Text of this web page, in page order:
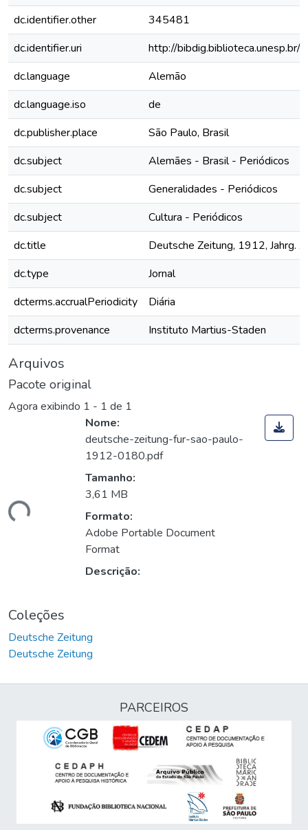
dc.identifier.other
345481
dc.identifier.uri
http://
dc.language
Alemão
dc.language.iso
de
dc.publisher.place
São Paulo, Brasil
dc.subject
Alemães - Brasil - Periódicos
dc.subject
Generalidades - Periódicos
dc.subject
Cultura - Periódicos
dc.title
Deutsche Zeitung, 1912, Jahrg.
dc.type
Jornal
dcterms.accrualPeriodicity
Diária
dcterms.provenance
Instituto Martius-Staden
Arquivos
Pacote original
Agora exibindo 1 - 1 de 1
Nome:
deutsche-zeitung-fur-sao-paulo-
1912-0180.pdf
Tamanho:
3,61 MB
Formato:
Adobe Portable Document
Format
Descrição:
Coleções
Deutsche Zeitung
Deutsche Zeitung
PARCEIROS